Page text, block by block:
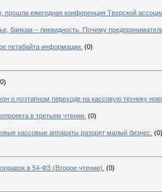
прошла ежегодная конференция Тверской
банкам – ликвидность. Почему
петабайта информации. (0)
о поэтапном переходе на кассовую технику
в третьем чтении. (0)
кассовые аппараты разорят малый бизнес. (0)
в 54-ФЗ (Второе чтение). (0)